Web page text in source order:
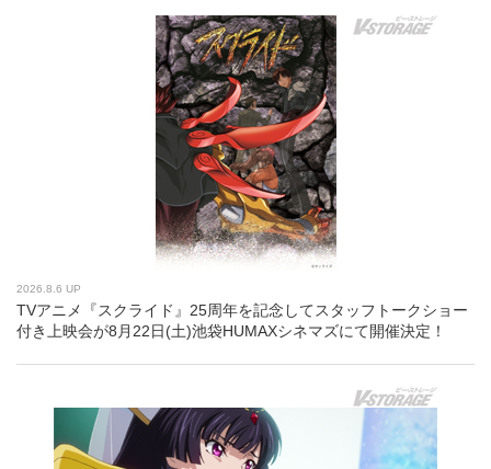
2026.8.6 UP
TVアニメ『スクライド』25周年を記念してスタッフトークショー
付き上映会が8月22日(土)池袋HUMAXシネマズにて開催決定！